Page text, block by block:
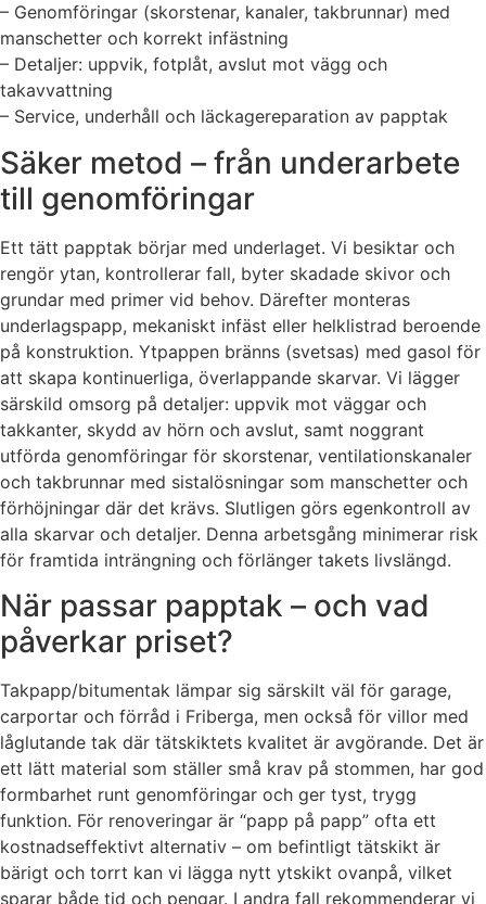
– Genomföringar (skorstenar, kanaler, takbrunnar) med
manschetter och korrekt infästning
– Detaljer: uppvik, fotplåt, avslut mot vägg och
takavvattning
– Service, underhåll och läckagereparation av papptak
Säker metod – från underarbete
till genomföringar
Ett tätt papptak börjar med underlaget. Vi besiktar och
rengör ytan, kontrollerar fall, byter skadade skivor och
grundar med primer vid behov. Därefter monteras
underlagspapp, mekaniskt infäst eller helklistrad beroende
på konstruktion. Ytpappen bränns (svetsas) med gasol för
att skapa kontinuerliga, överlappande skarvar. Vi lägger
särskild omsorg på detaljer: uppvik mot väggar och
takkanter, skydd av hörn och avslut, samt noggrant
utförda genomföringar för skorstenar, ventilationskanaler
och takbrunnar med sistalösningar som manschetter och
förhöjningar där det krävs. Slutligen görs egenkontroll av
alla skarvar och detaljer. Denna arbetsgång minimerar risk
för framtida inträngning och förlänger takets livslängd.
När passar papptak – och vad
påverkar priset?
Takpapp/bitumentak lämpar sig särskilt väl för garage,
carportar och förråd i Friberga, men också för villor med
låglutande tak där tätskiktets kvalitet är avgörande. Det är
ett lätt material som ställer små krav på stommen, har god
formbarhet runt genomföringar och ger tyst, trygg
funktion. För renoveringar är “papp på papp” ofta ett
kostnadseffektivt alternativ – om befintligt tätskikt är
bärigt och torrt kan vi lägga nytt ytskikt ovanpå, vilket
sparar både tid och pengar. I andra fall rekommenderar vi